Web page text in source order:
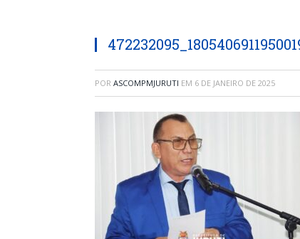
POR ASCOMPMJURUTI EM 6 DE JANEIRO DE 2025